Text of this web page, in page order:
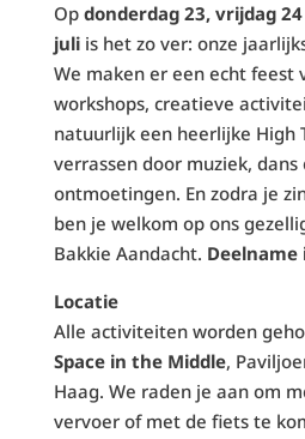
Op donderdag 23, vrijdag
juliis het zo ver: onze
We maken er een echt feest
workshops, creatieve
natuurlijk een heerlijke High
verrassen door muziek, dans
ontmoetingen. En zodra je
ben je welkom op ons
Bakkie Aandacht.
Locatie
Alle activiteiten worden
Space in the Middle,
Haag. We raden je aan om
vervoer of met de fiets te